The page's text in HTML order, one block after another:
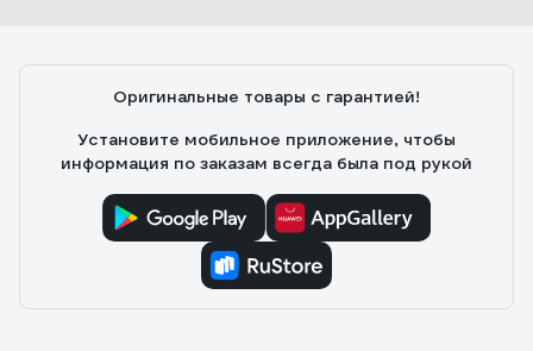
Оригинальные товары с гарантией!
Установите мобильное приложение, чтобы
информация по заказам всегда была под рукой